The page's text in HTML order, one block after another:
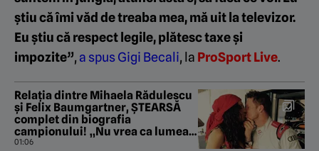
știu că îmi văd de treaba mea, mă uit la televizor.
Eu știu că respect legile, plătesc taxe și
impozite”, a spus Gigi Becali, la ProSport Live.
Relația dintre Mihaela Rădulescu
și Felix Baumgartner, ȘTEARSĂ
complet din biografia
campionului! „Nu vrea ca lumea
să știe că a iubit fata din
01:06